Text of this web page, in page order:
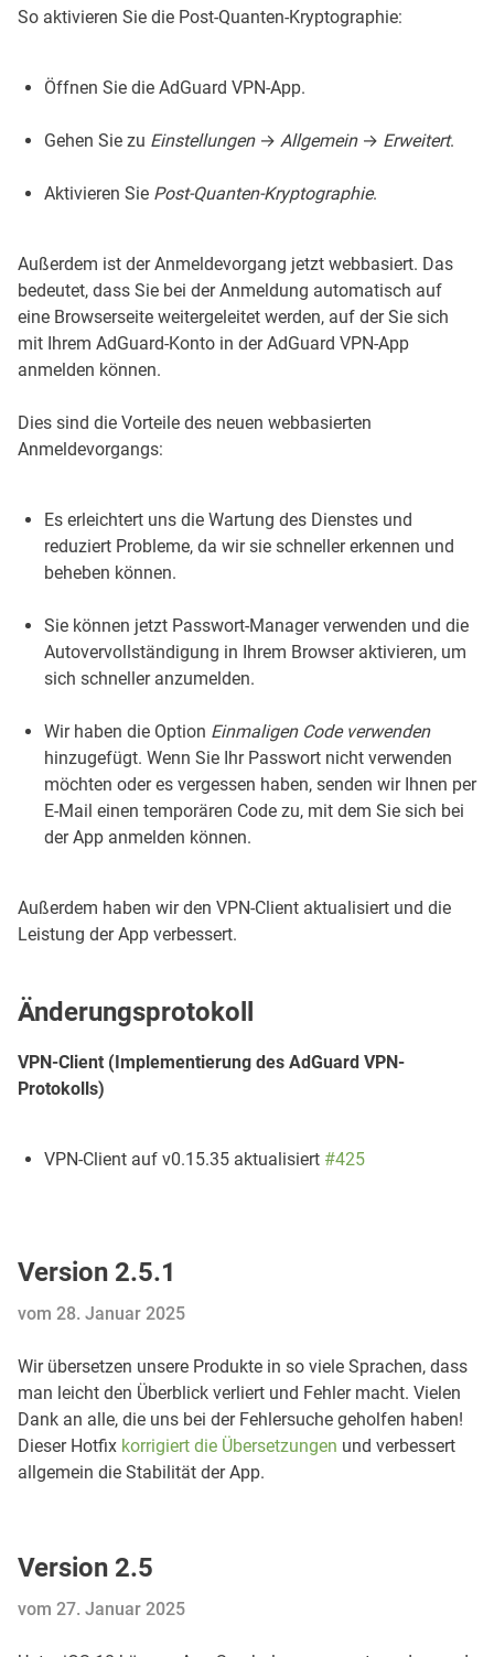
So aktivieren Sie die Post-Quanten-Kryptographie:
Öffnen Sie die AdGuard VPN-App.
Gehen Sie zu Einstellungen→ Allgemein→ Erweitert.
Aktivieren Sie Post-Quanten-Kryptographie.
Außerdem ist der Anmeldevorgang jetzt webbasiert. Das
bedeutet, dass Sie bei der Anmeldung automatisch auf
eine Browserseite weitergeleitet werden, auf der Sie sich
mit Ihrem AdGuard-Konto in der AdGuard VPN-App
anmelden können.
Dies sind die Vorteile des neuen webbasierten
Anmeldevorgangs:
Es erleichtert uns die Wartung des Dienstes und
reduziert Probleme, da wir sie schneller erkennen und
beheben können.
Sie können jetzt Passwort-Manager verwenden und die
Autovervollständigung in Ihrem Browser aktivieren, um
sich schneller anzumelden.
Wir haben die Option Einmaligen Code verwenden
hinzugefügt. Wenn Sie Ihr Passwort nicht verwenden
möchten oder es vergessen haben, senden wir Ihnen per
E-Mail einen temporären Code zu, mit dem Sie sich bei
der App anmelden können.
Außerdem haben wir den VPN-Client aktualisiert und die
Leistung der App verbessert.
Änderungsprotokoll
VPN-Client (Implementierung des AdGuard VPN-
Protokolls)
VPN-Client auf v0.15.35 aktualisiert #425
Version 2.5.1
vom 28. Januar 2025
Wir übersetzen unsere Produkte in so viele Sprachen, dass
man leicht den Überblick verliert und Fehler macht. Vielen
Dank an alle, die uns bei der Fehlersuche geholfen haben!
Dieser Hotfix korrigiert die Übersetzungen und verbessert
allgemein die Stabilität der App.
Version 2.5
vom 27. Januar 2025